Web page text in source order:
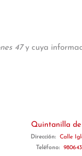
47y cuya
Quintanilla
Dirección:
Calle
Teléfono: